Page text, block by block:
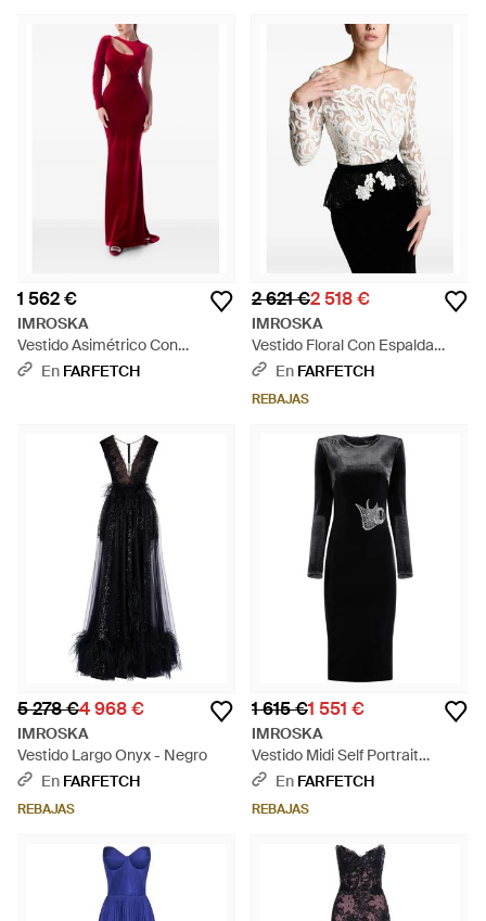
1 562 €
IMROSKA
Vestido Asimétrico Con
Aberturas - Rojo
En FARFETCH
2 621 €2 518 €
IMROSKA
Vestido Floral Con Espalda
Descubierta - Blanco
En FARFETCH
REBAJAS
5 278 €4 968 €
IMROSKA
Vestido Largo Onyx - Negro
En FARFETCH
REBAJAS
1 615 €1 551 €
IMROSKA
Vestido Midi Self Portrait
Cocktail - Negro
En FARFETCH
REBAJAS